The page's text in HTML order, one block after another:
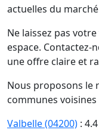
actuelles du
Ne laissez pas
espace. Contactez-
une offre claire et
Nous proposons le
communes voisines
Valbelle (04200) :